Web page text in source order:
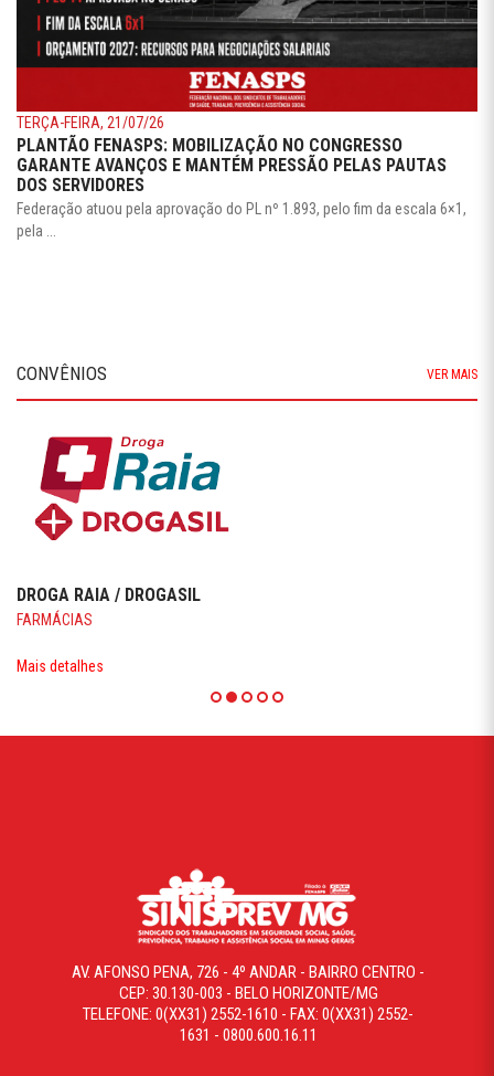
TERÇA-FEIRA, 21/07/26
PLANTÃO FENASPS: MOBILIZAÇÃO NO CONGRESSO
GARANTE AVANÇOS E MANTÉM PRESSÃO PELAS PAUTAS
DOS SERVIDORES
Federação atuou pela aprovação do PL nº 1.893, pelo fim da escala 6×1,
pela ...
CONVÊNIOS VER MAIS
DROGA RAIA / DROGASIL
FARMÁCIAS
Mais detalhes
AV. AFONSO PENA, 726 - 4º ANDAR - BAIRRO CENTRO -
CEP: 30.130-003 - BELO HORIZONTE/MG
TELEFONE: 0(XX31) 2552-1610 - FAX: 0(XX31) 2552-
1631 - 0800.600.16.11